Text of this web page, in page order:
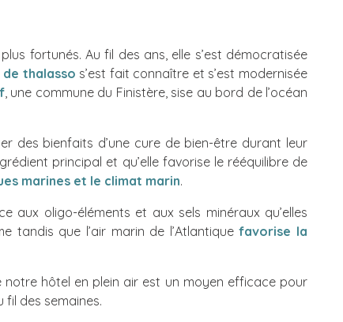
fortunés. Au fil des ans, elle s’est démocratisée
de thalasso s’est fait connaître et s’est modernisée
, une commune du Finistère, sise au bord de l’océan
des bienfaits d’une cure de bien-être durant leur
principal et qu’elle favorise le rééquilibre de
marines et le climat marin.
aux oligo-éléments et aux sels minéraux qu’elles
tandis que l’air marin de l’Atlantiquefavorise la
notre hôtel en plein air est un moyen efficace pour
fil des semaines.